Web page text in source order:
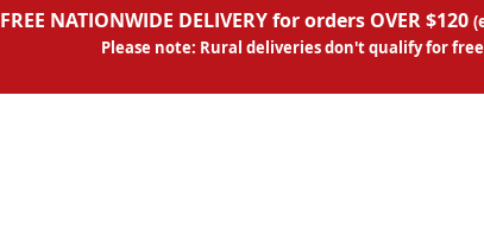
FREE NATIONWIDE DELIVERY for orders OVER $120
Please note: Rural deliveries don't qualify for